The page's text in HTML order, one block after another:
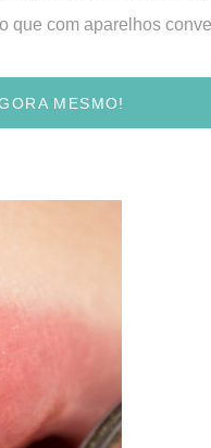
que com aparelhos
MESMO!